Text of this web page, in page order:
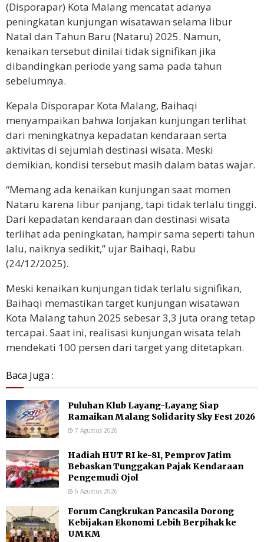
(Disporapar) Kota Malang mencatat adanya
peningkatan kunjungan wisatawan selama libur
Natal dan Tahun Baru (Nataru) 2025. Namun,
kenaikan tersebut dinilai tidak signifikan jika
dibandingkan periode yang sama pada tahun
sebelumnya.
Kepala Disporapar Kota Malang, Baihaqi
menyampaikan bahwa lonjakan kunjungan terlihat
dari meningkatnya kepadatan kendaraan serta
aktivitas di sejumlah destinasi wisata. Meski
demikian, kondisi tersebut masih dalam batas wajar.
“Memang ada kenaikan kunjungan saat momen
Nataru karena libur panjang, tapi tidak terlalu tinggi.
Dari kepadatan kendaraan dan destinasi wisata
terlihat ada peningkatan, hampir sama seperti tahun
lalu, naiknya sedikit,” ujar Baihaqi, Rabu
(24/12/2025).
Meski kenaikan kunjungan tidak terlalu signifikan,
Baihaqi memastikan target kunjungan wisatawan
Kota Malang tahun 2025 sebesar 3,3 juta orang tetap
tercapai. Saat ini, realisasi kunjungan wisata telah
mendekati 100 persen dari target yang ditetapkan.
Baca Juga :
Puluhan Klub Layang-Layang Siap
Ramaikan Malang Solidarity Sky Fest 2026
7 Agustus 2026
Hadiah HUT RI ke-81, Pemprov Jatim
Bebaskan Tunggakan Pajak Kendaraan
Pengemudi Ojol
6 Agustus 2026
Forum Cangkrukan Pancasila Dorong
Kebijakan Ekonomi Lebih Berpihak ke
UMKM